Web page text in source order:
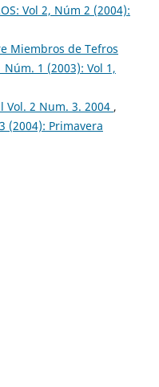
Vol 2, Núm 2 (2004):
Miembros de Tefros
Núm. 1 (2003): Vol 1,
Vol. 2 Num. 3. 2004 ,
(2004): Primavera